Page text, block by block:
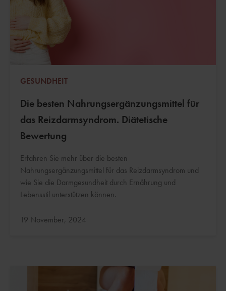
GESUNDHEIT
Die besten Nahrungsergänzungsmittel für
das Reizdarmsyndrom. Diätetische
Bewertung
Erfahren Sie mehr über die besten
Nahrungsergänzungsmittel für das Reizdarmsyndrom und
wie Sie die Darmgesundheit durch Ernährung und
Lebensstil unterstützen können.
Aktualisiert:
19 November, 2024